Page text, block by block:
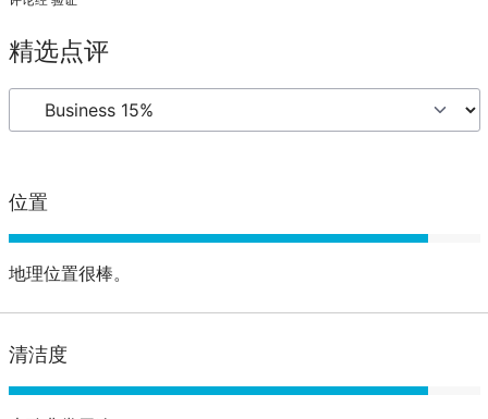
精选点评
位置
地理位置很棒。
清洁度